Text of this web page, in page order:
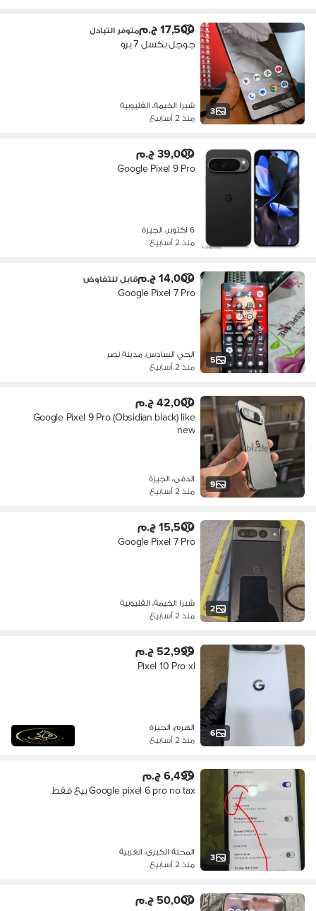
3
17,500 ج.م متوفر التبادل
جوجل بكسل 7 برو
شبرا الخيمة، القليوبية
منذ 2 أسابيع
39,000 ج.م
Google Pixel 9 Pro
6 اكتوبر، الجيزة
منذ 2 أسابيع
5
14,000 ج.م قابل للتفاوض
Google Pixel 7 Pro
الحي السادس، مدينة نصر
منذ 2 أسابيع
9
42,000 ج.م
Google Pixel 9 Pro (Obsidian black) like
new
الدقى، الجيزة
منذ 2 أسابيع
2
15,500 ج.م
Google Pixel 7 Pro
شبرا الخيمة، القليوبية
منذ 2 أسابيع
6
52,999 ج.م
Pixel 10 Pro xl
الهرم، الجيزة
منذ 2 أسابيع
3
6,499 ج.م
Google pixel 6 pro no tax بيع فقط
المحلة الكبرى، الغربية
منذ 2 أسابيع
50,000 ج.م